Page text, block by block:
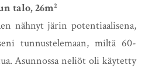
talo, 26m²
nähnyt järin potentiaalisena,
tunnustelemaan, miltä 60-
Asunnossa neliöt oli käytetty